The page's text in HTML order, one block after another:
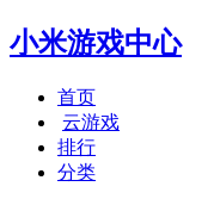
小米游戏中心
首页
云游戏
排行
分类